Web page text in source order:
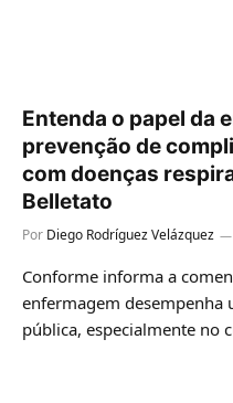
Entenda o papel da
prevenção de
com doenças
Belletato
Por Diego Rodríguez Velázquez
Conforme informa a
enfermagem desempenha
pública, especialmente no